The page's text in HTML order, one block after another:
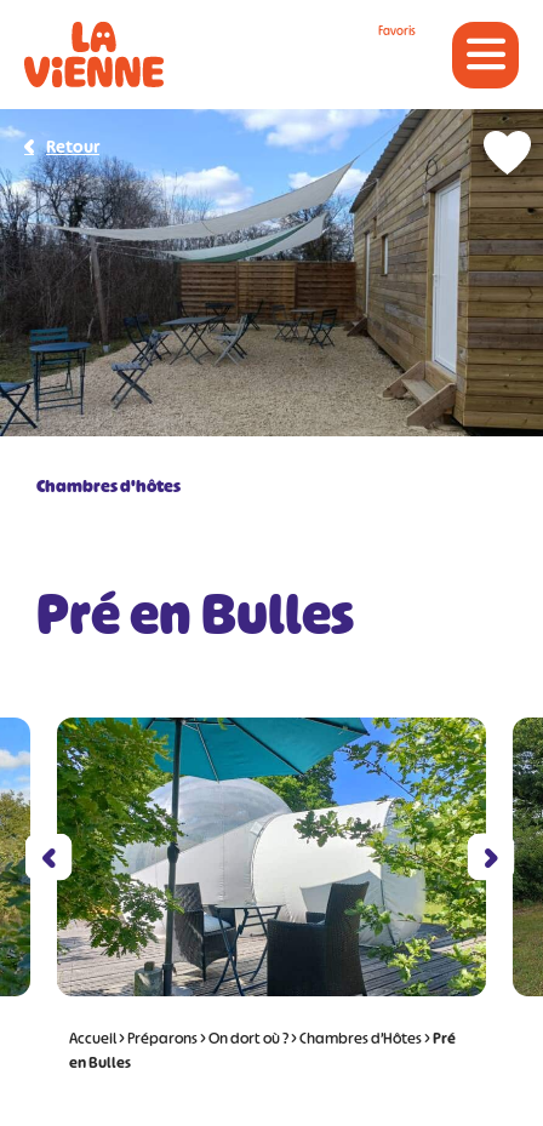
Favoris
Chambres d'hôtes
Pré en Bulles
Retour
Accueil>Préparons>On dort où ?>Chambres d’Hôtes>Pré
en Bulles